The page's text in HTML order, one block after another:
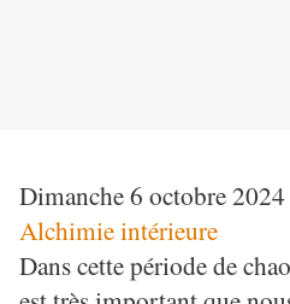
Dimanche 6 octobre 2024
Alchimie intérieure
Dans cette période de